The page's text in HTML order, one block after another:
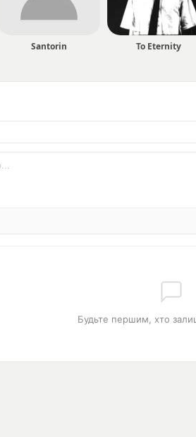
Santorin To Eternity
Будьте першим, хто